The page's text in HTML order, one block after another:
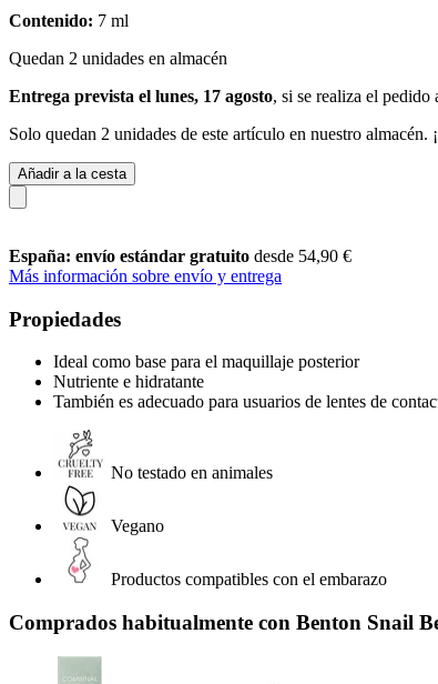
Contenido: 7 ml
Quedan 2 unidades en almacén
Entrega prevista el lunes, 17 agosto, si se realiza el pedido
Solo quedan 2 unidades de este artículo en nuestro
Añadir a la cesta
España: envío estándar gratuito desde 54,90 €
Más información sobre envío y entrega
Propiedades
Ideal como base para el maquillaje posterior
Nutriente e hidratante
También es adecuado para usuarios de lentes de
No testado en animales
Vegano
Productos compatibles con el embarazo
Comprados habitualmente con Benton Snail